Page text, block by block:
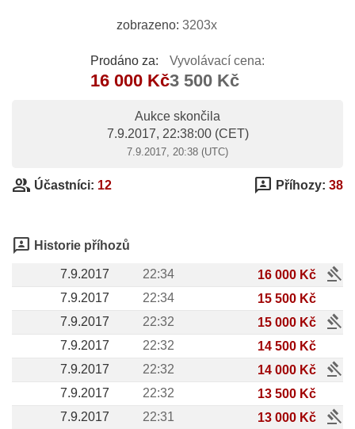
zobrazeno: 3203x
Prodáno za:
16 000 Kč
Vyvolávací cena:
3 500 Kč
Aukce skončila
7.9.2017, 22:38:00(CET)
7.9.2017, 20:38 (UTC)
group Účastníci: 12 3p Příhozy: 38
3p Historie příhozů
7.9.2017 22:34 16 000 Kč gavel
7.9.2017 22:34
15 500 Kč
7.9.2017
22:32 15 000 Kč gavel
7.9.2017 22:32
14 500 Kč
7.9.2017
22:32 14 000 Kč gavel
7.9.2017 22:32
13 500 Kč
7.9.2017
22:31 13 000 Kč gavel